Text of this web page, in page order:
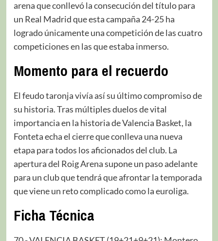
arena que conllevó la consecución del título para
un Real Madrid que esta campaña 24-25 ha
logrado únicamente una competición de las cuatro
competiciones en las que estaba inmerso.
Momento para el recuerdo
El feudo taronja vivía así su último compromiso de
su historia. Tras múltiples duelos de vital
importancia en la historia de Valencia Basket, la
Fonteta echa el cierre que conlleva una nueva
etapa para todos los aficionados del club. La
apertura del Roig Arena supone un paso adelante
para un club que tendrá que afrontar la temporada
que viene un reto complicado como la euroliga.
Ficha Técnica